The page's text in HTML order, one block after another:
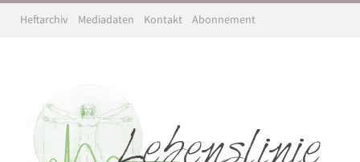
Heftarchiv Mediadaten Kontakt Abonnement